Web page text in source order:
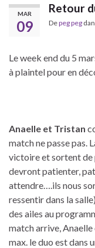
MAR
09
Retour
Depeg peg
Le week end du 5
à plaintel pour en
Anaelle et Tristan
match ne passe pas.
victoire et sortent de
devront patienter,
attendre….ils nous
ressentir dans la
des ailes au
match arrive,
max. le duo est dans